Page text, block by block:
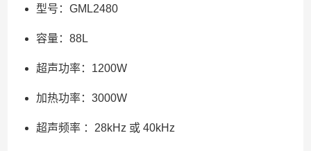
型号：GML2480
容量：88L
超声功率：1200W
加热功率：3000W
超声频率 ：28kHz 或 40kHz